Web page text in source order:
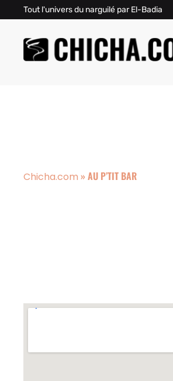
Tout l'univers du narguilé par El-Badia
Chicha.com »AU P’TIT BAR